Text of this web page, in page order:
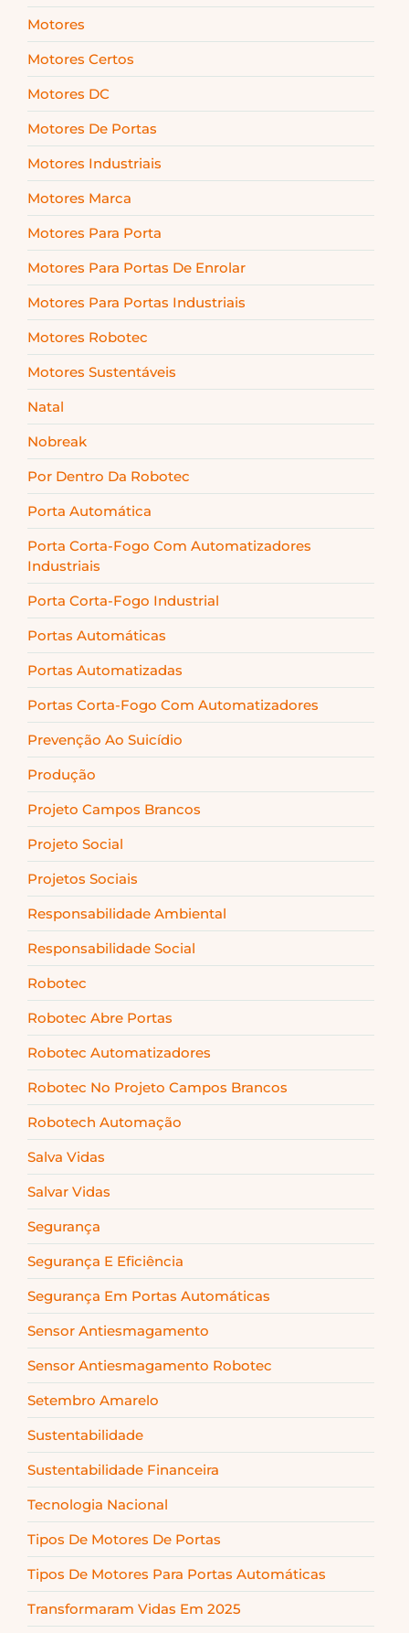
Motores
Motores Certos
Motores DC
Motores De Portas
Motores Industriais
Motores Marca
Motores Para Porta
Motores Para Portas De Enrolar
Motores Para Portas Industriais
Motores Robotec
Motores Sustentáveis
Natal
Nobreak
Por Dentro Da Robotec
Porta Automática
Porta Corta-Fogo Com Automatizadores
Industriais
Porta Corta-Fogo Industrial
Portas Automáticas
Portas Automatizadas
Portas Corta-Fogo Com Automatizadores
Prevenção Ao Suicídio
Produção
Projeto Campos Brancos
Projeto Social
Projetos Sociais
Responsabilidade Ambiental
Responsabilidade Social
Robotec
Robotec Abre Portas
Robotec Automatizadores
Robotec No Projeto Campos Brancos
Robotech Automação
Salva Vidas
Salvar Vidas
Segurança
Segurança E Eficiência
Segurança Em Portas Automáticas
Sensor Antiesmagamento
Sensor Antiesmagamento Robotec
Setembro Amarelo
Sustentabilidade
Sustentabilidade Financeira
Tecnologia Nacional
Tipos De Motores De Portas
Tipos De Motores Para Portas Automáticas
Transformaram Vidas Em 2025